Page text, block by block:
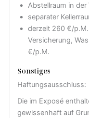
Abstellraum in
separater
derzeit 260 €/
Versicherung,
€/p.M.
Sonstiges
Haftungsausschluss:
Die im Exposé
gewissenhaft auf